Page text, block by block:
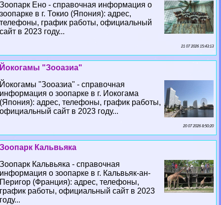
Зоопарк Ено - справочная информация о
зоопарке в г. Токио (Япония): адрес,
телефоны, график работы, официальный
сайт в 2023 году...
21 07 2026 15:43:13
Йокогамы "Зооазиа"
Йокогамы "Зооазиа" - справочная
информация о зоопарке в г. Иокогама
(Япония): адрес, телефоны, график работы,
официальный сайт в 2023 году...
20 07 2026 8:50:20
Зоопарк Кальвьяка
Зоопарк Кальвьяка - справочная
информация о зоопарке в г. Кальвьяк-ан-
Перигор (Франция): адрес, телефоны,
график работы, официальный сайт в 2023
году...